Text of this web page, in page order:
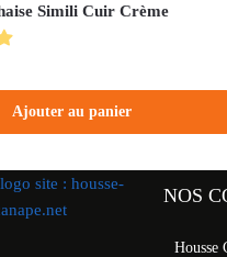
Simili Cuir Crème
Ajouter au panier
NOS
Housse